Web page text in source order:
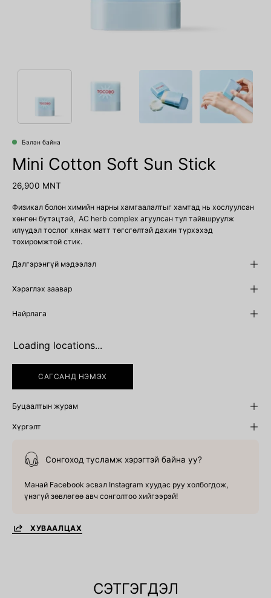
Бэлэн байна
Mini Cotton Soft Sun Stick
26,900 MNT
Физикал болон химийн нарны хамгаалалтыг хамтад нь хослуулсан
хөнгөн бүтэцтэй, AC herb complex агуулсан тул тайвшруулж
илүүдэл тослог хянах матт төгсгөлтэй дахин түрхэхэд
тохиромжтой стик.
Дэлгэрэнгүй мэдээлэл
Хэрэглэх заавар
Найрлага
Loading locations...
САГСАНД НЭМЭХ
Буцаалтын журам
Хүргэлт
Сонгоход тусламж хэрэгтэй байна уу?
Манай Facebook эсвэл Instagram хуудас руу холбогдож,
үнэгүй зөвлөгөө авч сонголтоо хийгээрэй!
ХУВААЛЦАХ
СЭТГЭГДЭЛ